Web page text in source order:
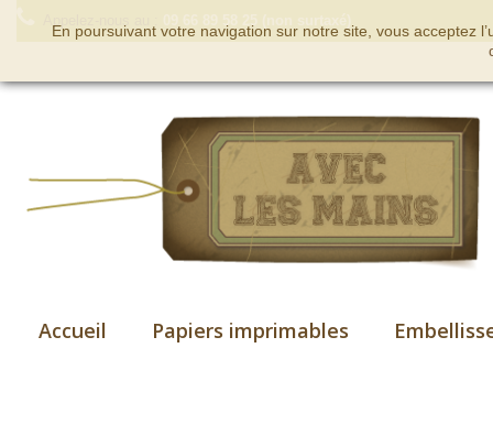
Accueil Papiers imprimables
En poursuivant votre navigation sur notre site, vous acceptez